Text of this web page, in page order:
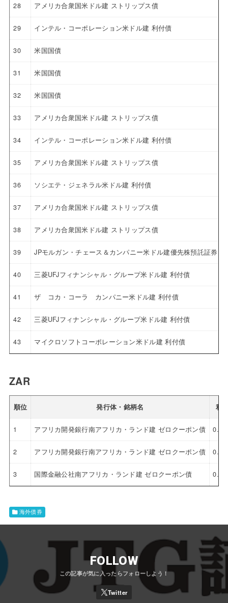
28 アメリカ合衆国米ドル建 ストリップス債
29 インテル・コーポレーション米ドル建 利付債
30 米国国債
31 米国国債
32 米国国債
33 アメリカ合衆国米ドル建 ストリップス債
34 インテル・コーポレーション米ドル建 利付債
35 アメリカ合衆国米ドル建 ストリップス債
36 ソシエテ・ジェネラル米ドル建 利付債
37 アメリカ合衆国米ドル建 ストリップス債
38 アメリカ合衆国米ドル建 ストリップス債
39 JPモルガン・チェース＆カンパニー米ドル建優先株預託証券
40 三菱UFJフィナンシャル・グループ米ドル建 利付債
41 ザ コカ・コーラ カンパニー米ドル建 利付債
42 三菱UFJフィナンシャル・グループ米ドル建 利付債
43 マイクロソフトコーポレーション米ドル建 利付債
ZAR
順位 発行体・銘柄名 利
1 アフリカ開発銀行南アフリカ・ランド建 ゼロクーポン債
2 アフリカ開発銀行南アフリカ・ランド建 ゼロクーポン債
3 国際金融公社南アフリカ・ランド建 ゼロクーポン債
海外債券
FOLLOW